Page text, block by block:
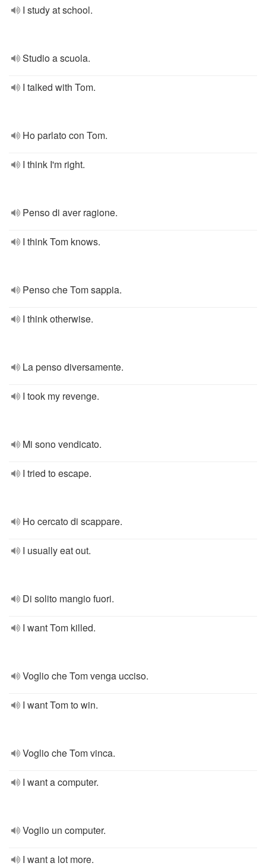
I study at school.
Studio a scuola.
I talked with Tom.
Ho parlato con Tom.
I think I'm right.
Penso di aver ragione.
I think Tom knows.
Penso che Tom sappia.
I think otherwise.
La penso diversamente.
I took my revenge.
Mi sono vendicato.
I tried to escape.
Ho cercato di scappare.
I usually eat out.
Di solito mangio fuori.
I want Tom killed.
Voglio che Tom venga ucciso.
I want Tom to win.
Voglio che Tom vinca.
I want a computer.
Voglio un computer.
I want a lot more.